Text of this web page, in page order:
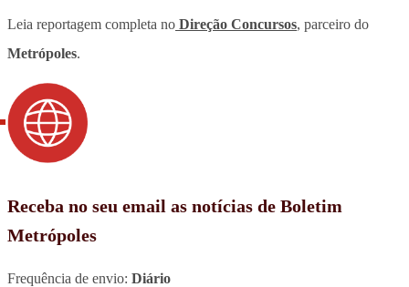
Leia reportagem completa no Direção Concursos, parceiro do
Metrópoles.
Receba no seu email as notícias de Boletim
Metrópoles
Frequência de envio: Diário